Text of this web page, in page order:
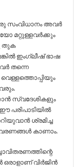
സംവിധാനം അവർ
മറ്റുള്ളവർക്കും
തുക
ഇംഗ്ലീഷ് ഭാഷ
തന്നെ
വെള്ളത്തൊപ്പിയും
സ്വദേശികളും
പരിപാടിയിൽ
ശ്രമിച്ച
കാണാം.
വിർജിൻ